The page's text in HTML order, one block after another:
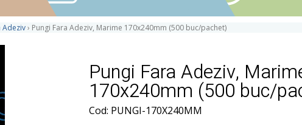
Adeziv› Pungi Fara Adeziv, Marime 170x240mm (500 buc/pachet)
Pungi Fara Adeziv,
170x240mm (500 buc/
Cod: PUNGI-170X240MM